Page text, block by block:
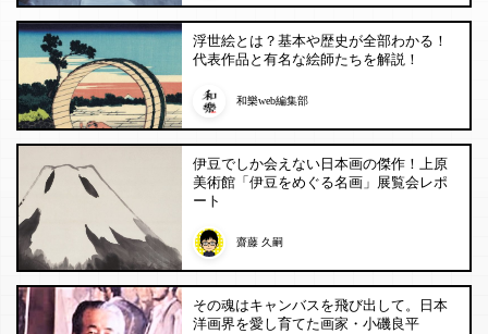
浮世絵とは？基本や歴史が全部わかる！
代表作品と有名な絵師たちを解説！
和樂web編集部
伊豆でしか会えない日本画の傑作！上原
美術館「伊豆をめぐる名画」展覧会レポ
ート
齋藤 久嗣
その魂はキャンバスを飛び出して。日本
洋画界を愛し育てた画家・小磯良平